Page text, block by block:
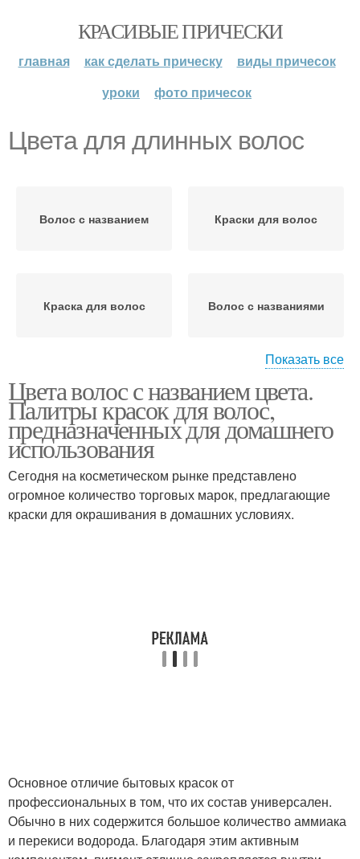
КРАСИВЫЕ ПРИЧЕСКИ
главная как сделать прическу
виды причесок
уроки
фото причесок
Цвета для длинных волос
Волос с названием Краски для волос
Краска для волос Волос с названиями
Цвета по группам Женские цветы
Цвета для светлых
волос
Светлые цвета
Показать все
Цвета волос с названием цвета.
Палитры красок для волос,
предназначенных для домашнего
использования
Сегодня на косметическом рынке представлено
огромное количество торговых марок, предлагающие
краски для окрашивания в домашних условиях.
Основное отличие бытовых красок от
профессиональных в том, что их состав универсален.
Обычно в них содержится большое количество аммиака
и перекиси водорода. Благодаря этим активным